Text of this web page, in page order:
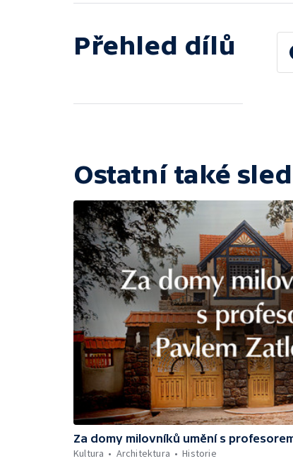
Přehled dílů
Ostatní také
Za domy milovníků umění s
Kultura
Architektura Historie